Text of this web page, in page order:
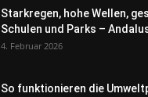
Starkregen, hohe Wellen,
Schulen und Parks –
4. Februar 2026
So funktionieren die